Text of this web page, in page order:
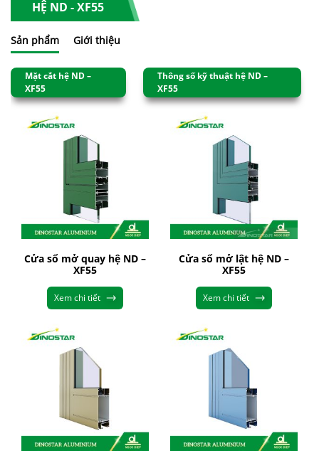
HỆ ND - XF55
Sản phẩm Giới thiệu
Mặt cắt hệ ND –
XF55
Thông số kỹ thuật hệ ND –
XF55
Cửa sổ mở quay hệ ND –
XF55
Xem chi tiết
Cửa sổ mở lật hệ ND –
XF55
Xem chi tiết